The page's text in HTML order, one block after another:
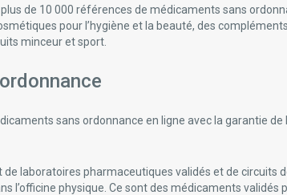
de 10 000 références de médicaments sans
pour l’hygiène et la beauté, des
minceur et sport.
sans ordonnance en ligne avec la garantie
laboratoires pharmaceutiques validés et de
l’officine physique. Ce sont des médicaments validés